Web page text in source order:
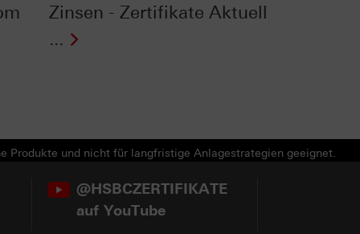
Zinsen - Zertifikate Aktuell
...
Produkte und nicht für langfristige Anlagestrategien geeignet.
@HSBCZERTIFIKATE
auf YouTube